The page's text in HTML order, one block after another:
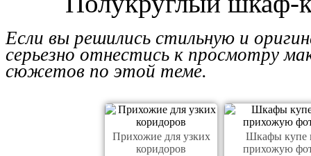
Если вы решились стильную и
серьезно отнестись к просмотру
сюжетов по этой теме.
Прихожие для узких
коридоров
Шкафы купе
прихожую